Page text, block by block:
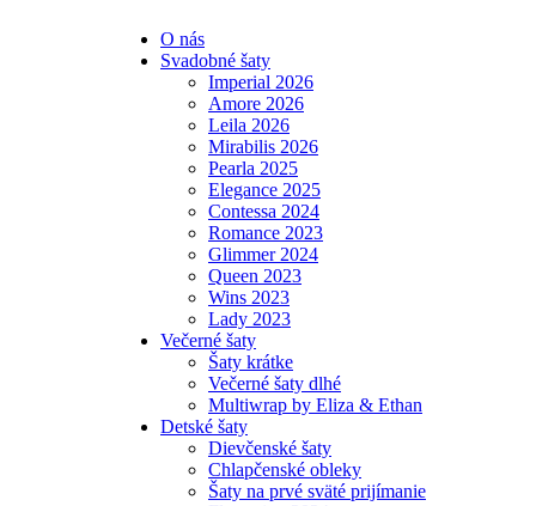
O nás
Svadobné šaty
Imperial 2026
Amore 2026
Leila 2026
Mirabilis 2026
Pearla 2025
Elegance 2025
Contessa 2024
Romance 2023
Glimmer 2024
Queen 2023
Wins 2023
Lady 2023
Večerné šaty
Šaty krátke
Večerné šaty dlhé
Multiwrap by Eliza & Ethan
Detské šaty
Dievčenské šaty
Chlapčenské obleky
Šaty na prvé sväté prijímanie